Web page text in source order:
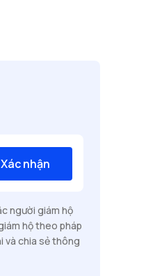
Xác nhận
người giám hộ
hộ theo pháp
và chia sẻ thông